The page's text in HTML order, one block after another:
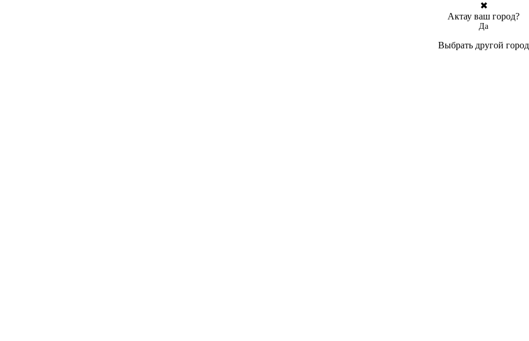
✖
Актау ваш город?
Да
Выбрать другой город